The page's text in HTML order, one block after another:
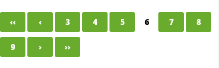
‹‹ ‹ 3 4 5 6 7 8
9 › ››